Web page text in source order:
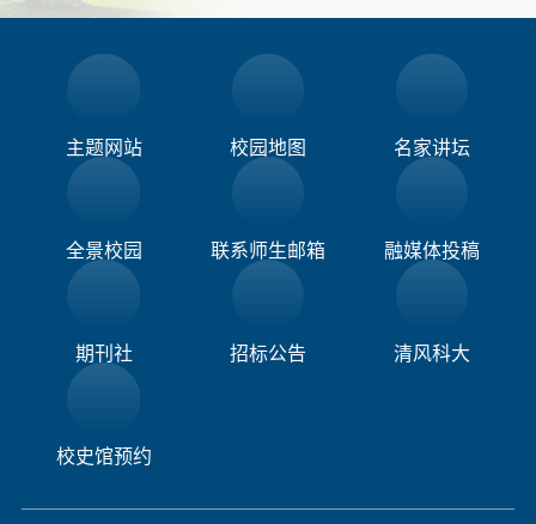
主题网站 校园地图 名家讲坛
全景校园 联系师生邮箱 融媒体投稿​
期刊社 招标公告 清风科大
校史馆预约